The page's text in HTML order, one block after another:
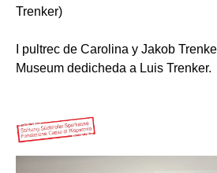
Trenker)
I pultrec de Carolina y Jakob
Museum dedicheda a Luis Trenker.